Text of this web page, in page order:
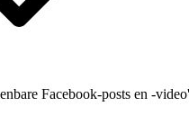
Facebook-posts en -